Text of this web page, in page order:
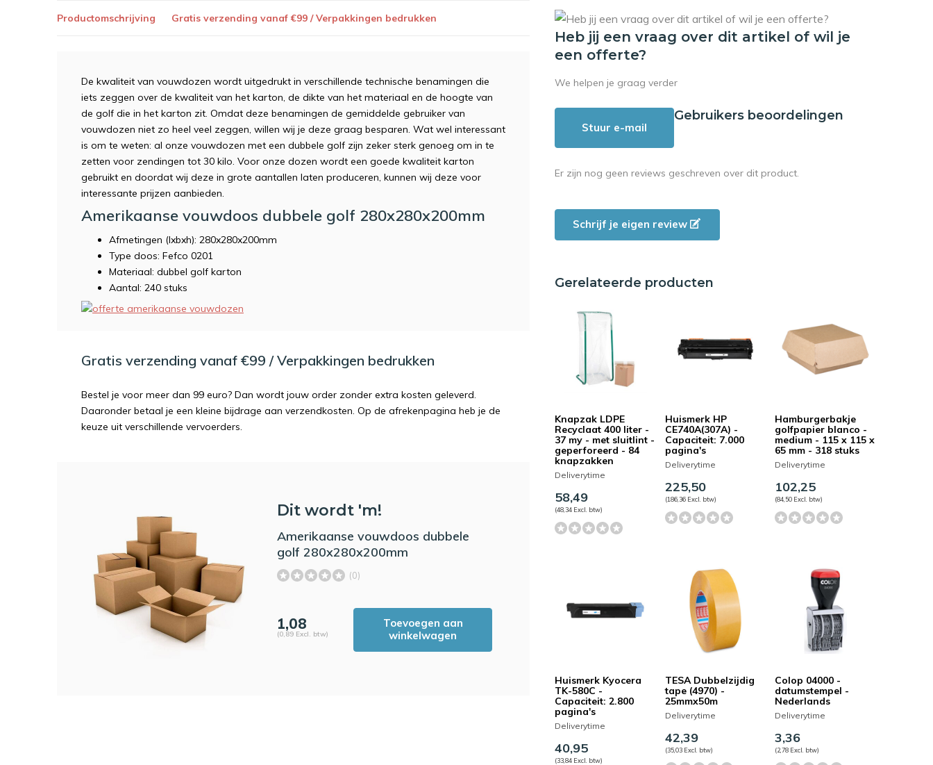
Productomschrijving Gratis verzending vanaf €99 / Verpakkingen bedrukken
De kwaliteit van vouwdozen wordt uitgedrukt in verschillende technische benamingen die
iets zeggen over de kwaliteit van het karton, de dikte van het materiaal en de hoogte van
de golf die in het karton zit. Omdat deze benamingen de gemiddelde gebruiker van
vouwdozen niet zo heel veel zeggen, willen wij je deze graag besparen. Wat wel interessant
is om te weten: al onze vouwdozen met een dubbele golf zijn zeker sterk genoeg om in te
zetten voor zendingen tot 30 kilo. Voor onze dozen wordt een goede kwaliteit karton
gebruikt en doordat wij deze in grote aantallen laten produceren, kunnen wij deze voor
interessante prijzen aanbieden.
Amerikaanse vouwdoos dubbele golf 280x280x200mm
Afmetingen (lxbxh): 280x280x200mm
Type doos: Fefco 0201
Materiaal: dubbel golf karton
Aantal: 240 stuks
Gratis verzending vanaf €99 / Verpakkingen bedrukken
Bestel je voor meer dan 99 euro? Dan wordt jouw order zonder extra kosten geleverd.
Daaronder betaal je een kleine bijdrage aan verzendkosten. Op de afrekenpagina heb je de
keuze uit verschillende vervoerders.
Dit wordt 'm!
Amerikaanse vouwdoos dubbele
golf 280x280x200mm
(0)
1,08
(0,89 Excl. btw)
Toevoegen aan
winkelwagen
Heb jij een vraag over dit artikel of wil je
een offerte?
We helpen je graag verder
Stuur e-mail
Gebruikers beoordelingen
Er zijn nog geen reviews geschreven over dit product.
Schrijf je eigen review
Gerelateerde producten
Knapzak LDPE
Recyclaat 400 liter -
37 my - met sluitlint -
geperforeerd - 84
knapzakken
Deliverytime
58,49
(48,34 Excl. btw)
Huismerk HP
CE740A(307A) -
Capaciteit: 7.000
pagina's
Deliverytime
225,50
(186,36 Excl. btw)
Hamburgerbakje
golfpapier blanco -
medium - 115 x 115 x
65 mm - 318 stuks
Deliverytime
102,25
(84,50 Excl. btw)
Huismerk Kyocera
TK-580C -
Capaciteit: 2.800
pagina's
Deliverytime
40,95
(33,84 Excl. btw)
TESA Dubbelzijdig
tape (4970) -
25mmx50m
Deliverytime
42,39
(35,03 Excl. btw)
Colop 04000 -
datumstempel -
Nederlands
Deliverytime
3,36
(2,78 Excl. btw)